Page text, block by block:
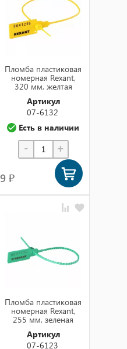
Пломба пластиковая
номерная Rexant,
320 мм, желтая
Артикул
07-6132
Есть в наличии
- +
9 ₽
Пломба пластиковая
номерная Rexant,
255 мм, зеленая
Артикул
07-6123